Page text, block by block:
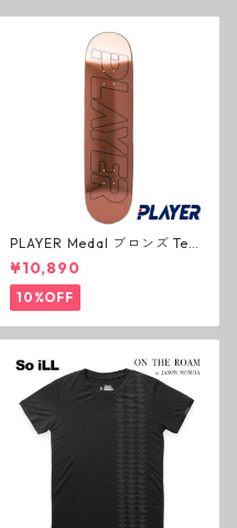
PLAYER Medal ブロンズ Tea
m Deck P3 スケートボードデ
ッキ プレイヤー メダル
¥10,890
10%OFF